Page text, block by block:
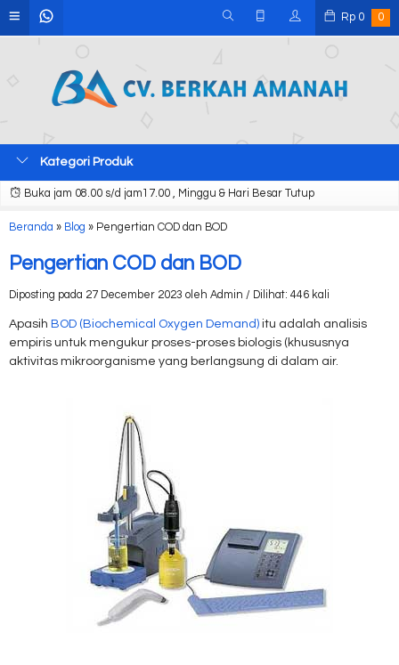
Rp 0 0
Kategori Produk
Buka jam 08.00 s/d jam17.00 , Minggu & Hari Besar Tutup
Beranda » Blog » Pengertian COD dan BOD
Pengertian COD dan BOD
Diposting pada 27 December 2023 oleh Admin / Dilihat: 446 kali
Apasih BOD (Biochemical Oxygen Demand) itu adalah analisis
empiris untuk mengukur proses-proses biologis (khususnya
aktivitas mikroorganisme yang berlangsung di dalam air.